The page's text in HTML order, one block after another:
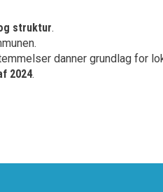
struktur.
danner grundlag for
2024.